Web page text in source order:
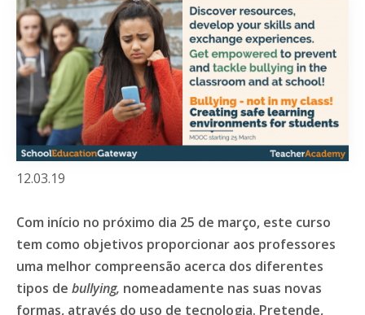
12.03.19
Com início no próximo dia 25 de março, este curso
tem como objetivos proporcionar aos professores
uma melhor compreensão acerca dos diferentes
tipos de bullying, nomeadamente nas suas novas
formas, através do uso de tecnologia. Pretende,